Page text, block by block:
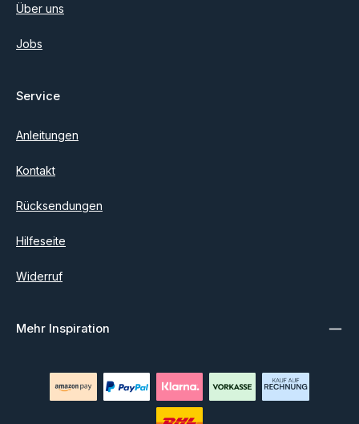
Über uns
Jobs
Service
Anleitungen
Kontakt
Rücksendungen
Hilfeseite
Widerruf
Mehr Inspiration